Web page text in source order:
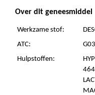
Over dit geneesmiddel
Werkzame stof:
ATC:
Hulpstoffen: